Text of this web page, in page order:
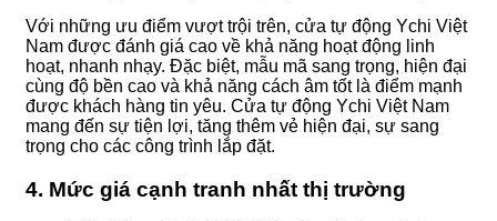
Với những ưu điểm vượt trội trên, cửa tự động Ychi Việt
Nam được đánh giá cao về khả năng hoạt động linh
hoạt, nhanh nhạy. Đặc biệt, mẫu mã sang trọng, hiện đại
cùng độ bền cao và khả năng cách âm tốt là điểm mạnh
được khách hàng tin yêu. Cửa tự động Ychi Việt Nam
mang đến sự tiện lợi, tăng thêm vẻ hiện đại, sự sang
trọng cho các công trình lắp đặt.
4. Mức giá cạnh tranh nhất thị trường